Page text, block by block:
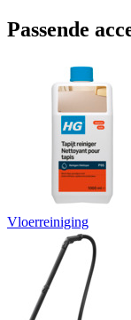
Passende
Vloerreiniging